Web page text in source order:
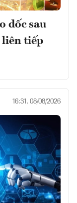
dốc sau
liên tiếp
16:31, 08/08/2026